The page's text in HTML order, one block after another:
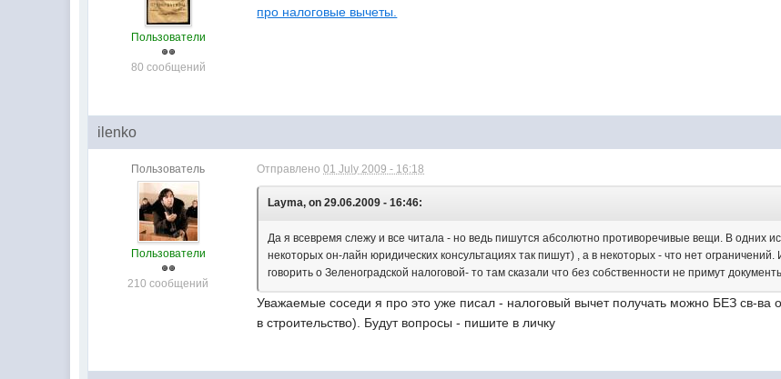
Пользователи
80 сообщений
про налоговые вычеты.
ilenko
Пользователь
Пользователи
210 сообщений
Отправлено01 July 2009 - 16:18
Layma, on 29.06.2009 - 16:46:
Да я всевремя слежу и все читала - но ведь пишутся абсолютно противоречивые вещи. В одних
некоторых он-лайн юридических консультациях так пишут) , а в некоторых - что нет
говорить о Зеленоградской налоговой- то там сказали что без собственности не примут
Уважаемые соседи я про это уже писал - налоговый вычет получать можно БЕЗ св-ва
в строительство). Будут вопросы - пишите в личку